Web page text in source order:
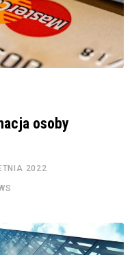
osoby
2022